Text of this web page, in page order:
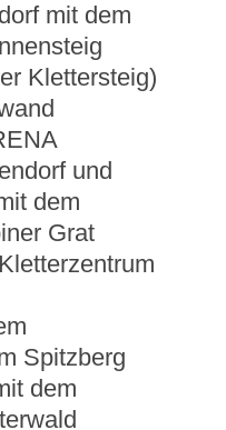
mit dem
Klettersteig)
und
dem
Grat
Spitzberg
dem